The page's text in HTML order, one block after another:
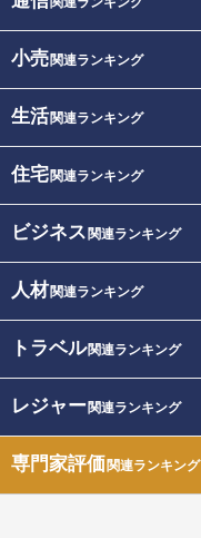
小売関連ランキング
生活関連ランキング
住宅関連ランキング
ビジネス 関連ランキング
人材関連ランキング
トラベル関連ランキング
レジャー関連ランキング
専門家評価関連ランキング